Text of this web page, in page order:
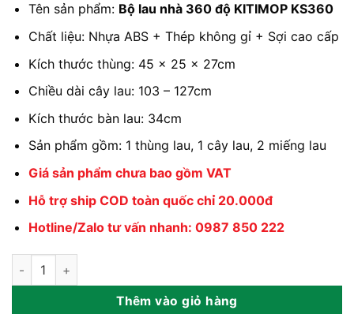
là:
800.000 ₫.
tại
là:
469.000 ₫.
Tên sản phẩm: Bộ lau nhà 360 độ KITIMOP KS360
Chất liệu: Nhựa ABS + Thép không gỉ + Sợi cao cấp
Kích thước thùng: 45 × 25 × 27cm
Chiều dài cây lau: 103 – 127cm
Kích thước bàn lau: 34cm
Sản phẩm gồm: 1 thùng lau, 1 cây lau, 2 miếng lau
Giá sản phẩm chưa bao gồm VAT
Hỗ trợ ship COD toàn quốc chỉ 20.000đ
Hotline/Zalo tư vấn nhanh: 0987 850 222
Cây Lau Nhà Xoay 360 Độ KITIMOP KS360 số lượng
Thêm vào giỏ hàng